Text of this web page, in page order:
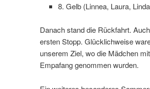
8. Gelb (Linnea, Laura,
Danach stand die Rückfahrt.
ersten Stopp. Glücklichweise
unserem Ziel, wo die Mädchen
Empafang genommen wurden.